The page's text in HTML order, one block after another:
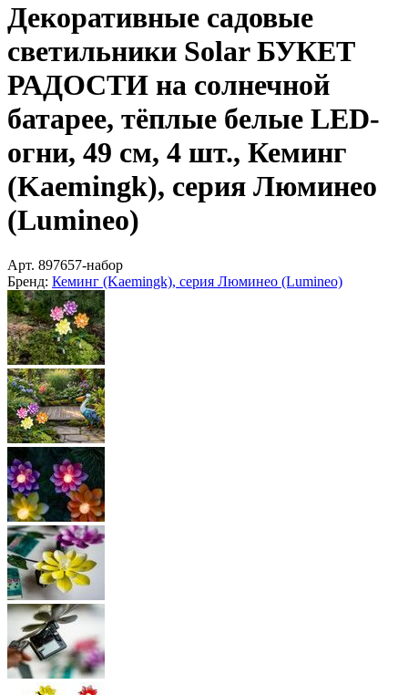
Декоративные садовые
светильники Solar БУКЕТ
РАДОСТИ на солнечной
батарее, тёплые белые LED-
огни, 49 см, 4 шт., Кеминг
(Kaemingk), серия Люминео
(Lumineo)
Арт. 897657-набор
Бренд: Кеминг (Kaemingk), серия Люминео (Lumineo)